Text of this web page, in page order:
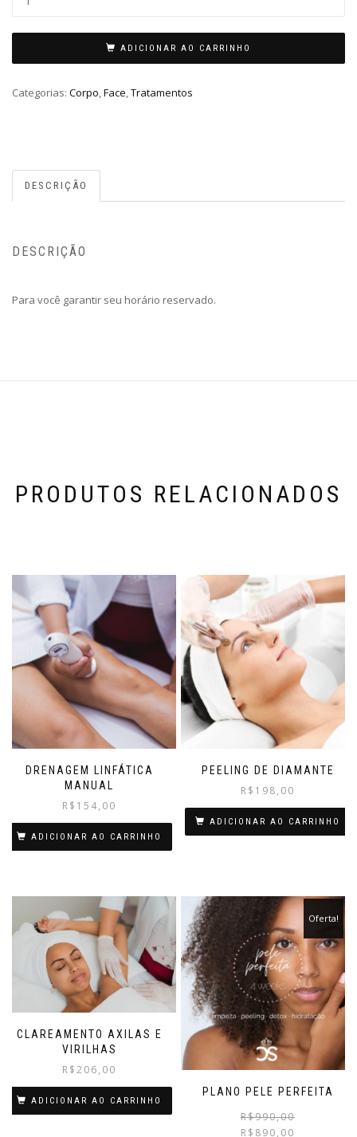
ADICIONAR AO CARRINHO
Categorias: Corpo,Face,Tratamentos
DESCRIÇÃO
DESCRIÇÃO
Para você garantir seu horário reservado.
PRODUTOS RELACIONADOS
DRENAGEM LINFÁTICA
MANUAL
R$ 154,00
ADICIONAR AO CARRINHO
PEELING DE DIAMANTE
R$ 198,00
ADICIONAR AO CARRINHO
CLAREAMENTO AXILAS E
VIRILHAS
R$206,00
ADICIONAR AO CARRINHO
PLANO PELE PERFEITA
Oferta!
R$990,00
R$ 890,00